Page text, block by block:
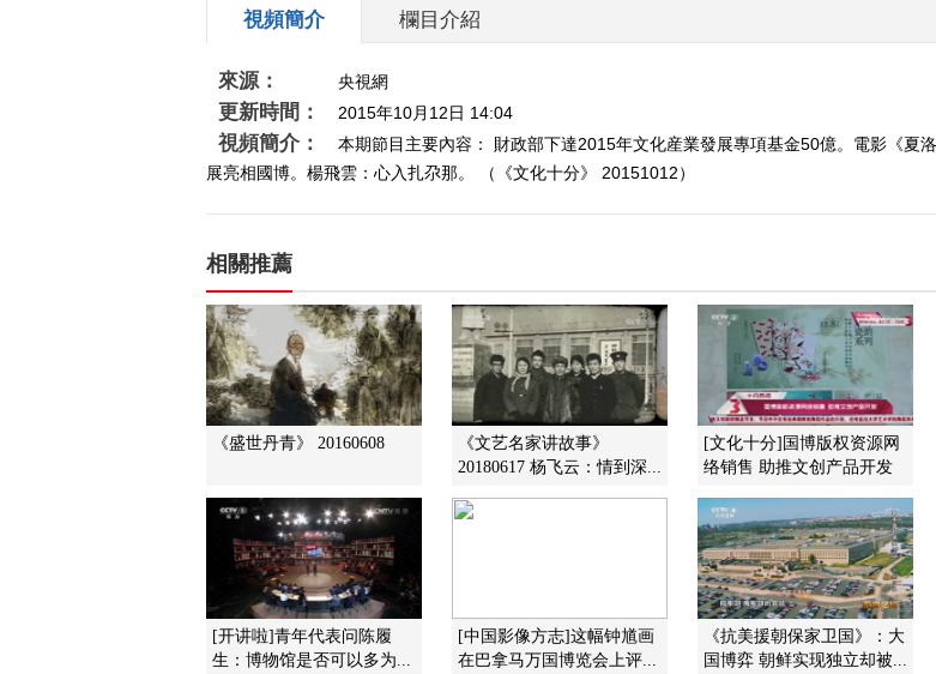
視頻簡介 欄目介紹
來源： 央視網
更新時間： 2015年10月12日 14:04
視頻簡介：
本期節目主要內容： 財政部下達2015年文化産業發展專項基金50億。電影《夏
展亮相國博。楊飛雲：心入扎尕那。 （《文化十分》 20151012）
相關推薦
《盛世丹青》 20160608
《文艺名家讲故事》
20180617 杨飞云：情到深...
[文化十分]国博版权资源网
络销售 助推文创产品开发
[开讲啦]青年代表问陈履
生：博物馆是否可以多为...
[中国影像方志]这幅钟馗画
在巴拿马万国博览会上评...
《抗美援朝保家卫国》：大
国博弈 朝鲜实现独立却被...